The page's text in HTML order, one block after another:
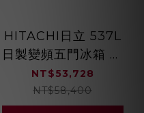
HITACHI日立 537L
日製變頻五門冰箱 獨
立雙冷卻系統
RHS54TJ
NT$53,728
NT$58,400